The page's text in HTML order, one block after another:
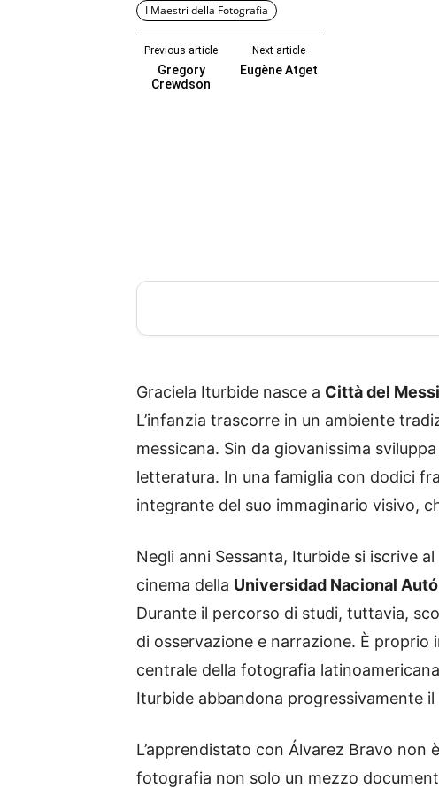
I Maestri della Fotografia
Previous article
Gregory
Crewdson
Next article
Eugène Atget
Graciela Iturbide nasce a Città del
L’infanzia trascorre in un ambiente
messicana. Sin da giovanissima
letteratura. In una famiglia con dodici
integrante del suo immaginario visivo,
Negli anni Sessanta, Iturbide si iscrive al
cinema della Universidad Nacional
Durante il percorso di studi, tuttavia,
di osservazione e narrazione. È
centrale della fotografia
Iturbide abbandona progressivamente
L’apprendistato con Álvarez Bravo
fotografia non solo un mezzo